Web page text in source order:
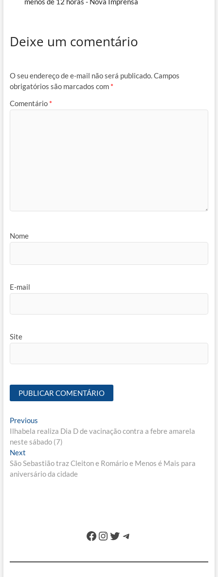
Deixe um comentário
O seu endereço de e-mail não será publicado.Campos
obrigatórios são marcados com *
Comentário *
Nome
E-mail
Site
Navegação
de
Post
PreviousPrevious
post:
Ilhabela realiza Dia D de vacinação contra a febre amarela
neste sábado (7)
NextNext
post:
São Sebastião traz Cleiton e Romário e Menos é Mais para
aniversário da cidade
Facebook
Instagram
Twitter
Telegram